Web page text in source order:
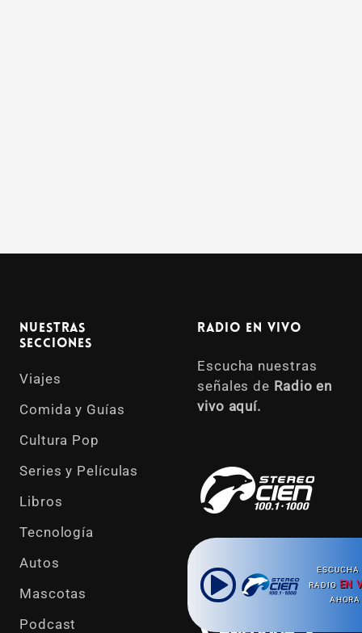
ESCUCHA
RADIO EN
AHORA
Nuestras
Secciones
Viajes
Comida y Guías
Cultura Pop
Series y Películas
Libros
Tecnología
Autos
Mascotas
Podcast
Radio en vivo
Escucha nuestras
señales de Radio en
vivo aquí.